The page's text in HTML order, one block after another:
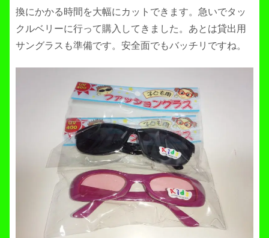
換にかかる時間を大幅にカットできます。急いでタッ
クルベリーに行って購入してきました。あとは貸出用
サングラスも準備です。安全面でもバッチリですね。